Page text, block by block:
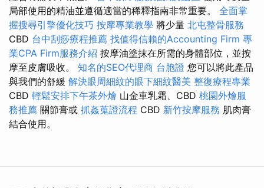
局部使用的精油並遵循適當的稀釋指南非常重要。 全面掌
握搜尋引擎優化技巧 按摩專業教學 將少量 北屯整骨服務
CBD 台中刮痧療程推薦 找值得信賴的Accounting Firm 專
業CPA Firm服務介紹 按摩油塗抹在所需的身體部位，並按
摩至皮膚吸收。 知名的SEO代理商 台胞證 您可以將此產品
與我們的舒緩 解決眼周細紋的眼下細紋醫美 整復療程專業
CBD 輕鬆安排下午茶外燴 山金車乳霜、CBD 桃園外燴服
務推薦 關節膏或 抓姦蒐證流程 CBD 新竹按摩服務 肌肉膏
結合使用。